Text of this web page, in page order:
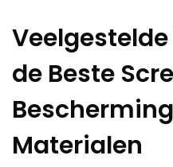
de Beste
Materialen